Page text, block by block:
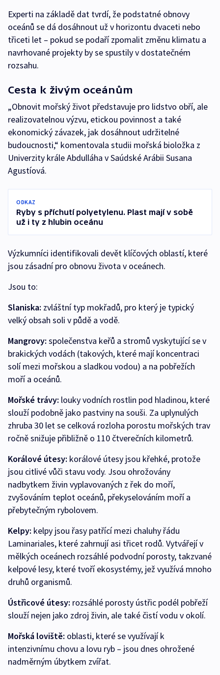
Experti na základě dat tvrdí, že podstatné obnovy
oceánů se dá dosáhnout už v horizontu dvaceti nebo
třiceti let –⁠ pokud se podaří zpomalit změnu klimatu a
navrhované projekty by se spustily v dostatečném
rozsahu.
Cesta k živým oceánům
„Obnovit mořský život představuje pro lidstvo obří, ale
realizovatelnou výzvu, etickou povinnost a také
ekonomický závazek, jak dosáhnout udržitelné
budoucnosti,“ komentovala studii mořská bioložka z
Univerzity krále Abdulláha v Saúdské Arábii Susana
Agustíová.
ODKAZ
Ryby s příchutí polyetylenu. Plast mají v sobě
už i ty z hlubin oceánu
Výzkumníci identifikovali devět klíčových oblastí, které
jsou zásadní pro obnovu života v oceánech.
Jsou to:
Slaniska: zvláštní typ mokřadů, pro který je typický
velký obsah soli v půdě a vodě.
Mangrovy: společenstva keřů a stromů vyskytující se v
brakických vodách (takových, které mají koncentraci
solí mezi mořskou a sladkou vodou) a na pobřežích
moří a oceánů.
Mořské trávy: louky vodních rostlin pod hladinou, které
slouží podobně jako pastviny na souši. Za uplynulých
zhruba 30 let se celková rozloha porostu mořských trav
ročně snižuje přibližně o 110 čtverečních kilometrů.
Korálové útesy: korálové útesy jsou křehké, protože
jsou citlivé vůči stavu vody. Jsou ohrožovány
nadbytkem živin vyplavovaných z řek do moří,
zvyšováním teplot oceánů, překyselováním moří a
přebytečným rybolovem.
Kelpy: kelpy jsou řasy patřící mezi chaluhy řádu
Laminariales, které zahrnují asi třicet rodů. Vytvářejí v
mělkých oceánech rozsáhlé podvodní porosty, takzvané
kelpové lesy, které tvoří ekosystémy, jež využívá mnoho
druhů organismů.
Ústřicové útesy: rozsáhlé porosty ústřic podél pobřeží
slouží nejen jako zdroj živin, ale také čistí vodu v okolí.
Mořská loviště: oblasti, které se využívají k
intenzivnímu chovu a lovu ryb –⁠ jsou dnes ohrožené
nadměrným úbytkem zvířat.